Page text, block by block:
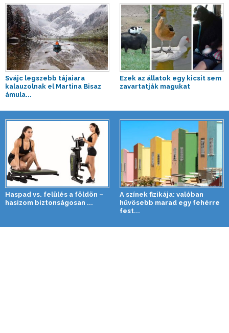
Svájc legszebb tájaiara
kalauzolnak el Martina Bisaz
ámula...
Ezek az állatok egy kicsit sem
zavartatják magukat
Haspad vs. felülés a földön –
hasizom biztonságosan ...
A színek fizikája: valóban
hűvösebb marad egy fehérre
fest...